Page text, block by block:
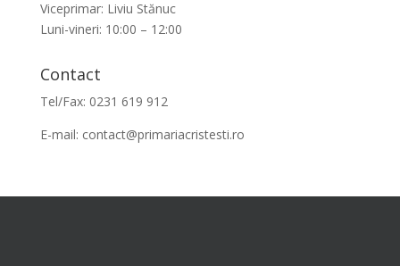
Viceprimar: Liviu Stănuc
Luni-vineri: 10:00 – 12:00
Contact
Tel/Fax: 0231 619 912
E-mail: contact@primariacristesti.ro